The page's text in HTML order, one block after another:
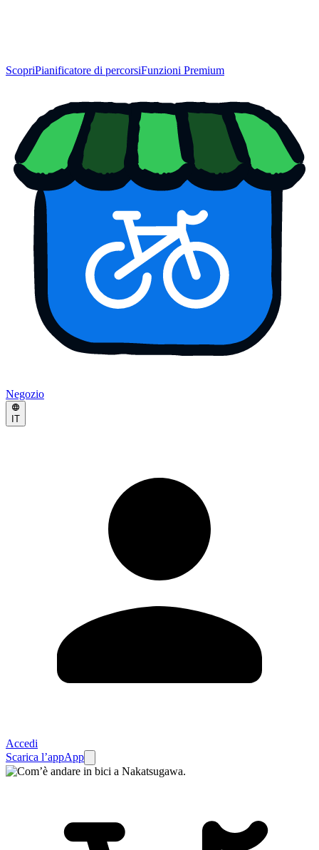
ScopriPianificatore di percorsiFunzioni Premium
Negozio
IT
Accedi
Scarica l’appApp